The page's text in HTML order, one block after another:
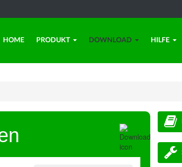
HOME PRODUKT DOWNLOAD HILFE